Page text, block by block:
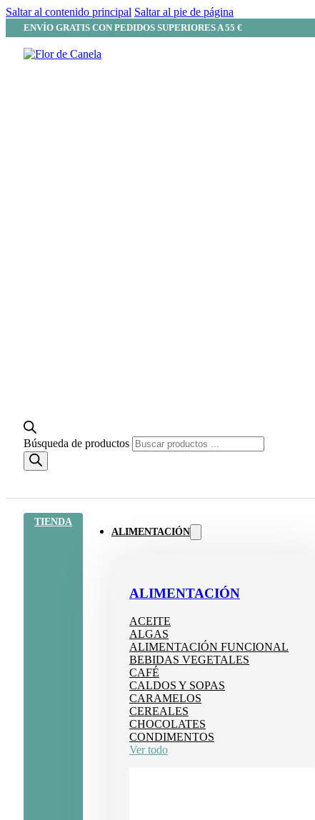
Saltar al contenido principal Saltar al pie de página
ENVÍO GRATIS CON PEDIDOS SUPERIORES A 55 €
Búsqueda de productos
TIENDA
ALIMENTACIÓN
ALIMENTACIÓN
ACEITE
ALGAS
ALIMENTACIÓN FUNCIONAL
BEBIDAS VEGETALES
CAFÉ
CALDOS Y SOPAS
CARAMELOS
CEREALES
CHOCOLATES
CONDIMENTOS
Ver todo